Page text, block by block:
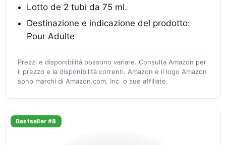
Lotto de 2 tubi da 75 ml.
Destinazione e indicazione del prodotto:
Pour Adulte
Prezzi e disponibilità possono variare. Consulta Amazon per
il prezzo e la disponibilità correnti. Amazon e il logo Amazon
sono marchi di Amazon.com, Inc. o sue affiliate.
Bestseller #8